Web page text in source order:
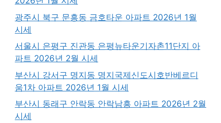
광주시 북구 문흥동 금호타운 아파트 2026년 1월
시세
서울시 은평구 진관동 은평뉴타운기자촌11단지 아
파트 2026년 2월 시세
부산시 강서구 명지동 명지국제신도시호반베르디
움1차 아파트 2026년 1월 시세
부산시 동래구 안락동 안락남흥 아파트 2026년 2월
시세